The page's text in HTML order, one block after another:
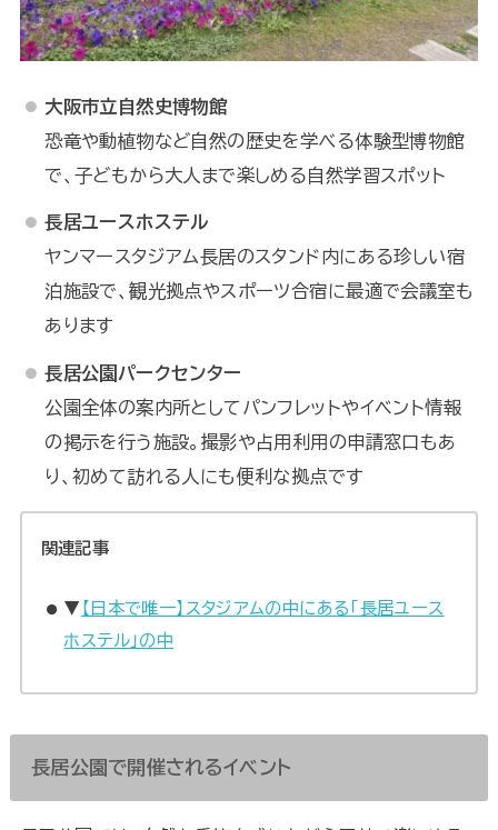
大阪市立自然史博物館
恐竜や動植物など自然の歴史を学べる体験型博物館
で、子どもから大人まで楽しめる自然学習スポット
長居ユースホステル
ヤンマースタジアム長居のスタンド内にある珍しい宿
泊施設で、観光拠点やスポーツ合宿に最適で会議室も
あります
長居公園パークセンター
公園全体の案内所としてパンフレットやイベント情報
の掲示を行う施設。撮影や占用利用の申請窓口もあ
り、初めて訪れる人にも便利な拠点です
関連記事
▼ 【日本で唯一】スタジアムの中にある「長居ユース
ホステル」の中
長居公園で開催されるイベント